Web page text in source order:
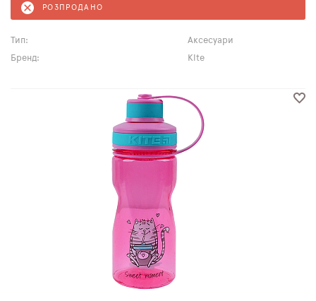
РОЗПРОДАНО
Тип:
Аксесуари
Бренд:
Kite